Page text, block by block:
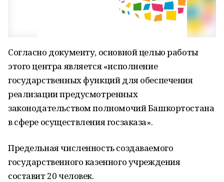
Согласно документу, основной целью работы
этого центра является «исполнение
государственных функций для обеспечения
реализации предусмотренных
законодательством полномочий Башкортостана
в сфере осуществления госзаказа».
Предельная численность создаваемого
государственного казенного учреждения
составит 20 человек.